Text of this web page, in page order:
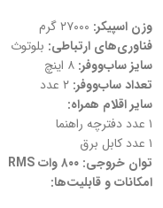
وزن اسپیکر:
فناوری‌های ارتباطی: بلوتوث
سایز ساب‌ووفر:
تعداد ساب‌ووفر:
سایر اقلام همراه:
۱ عدد دفترچه راهنما
۱ عدد کابل برق
توان خروجی: ۸۰۰ وات RMS
امکانات و قابلیت‌ها: